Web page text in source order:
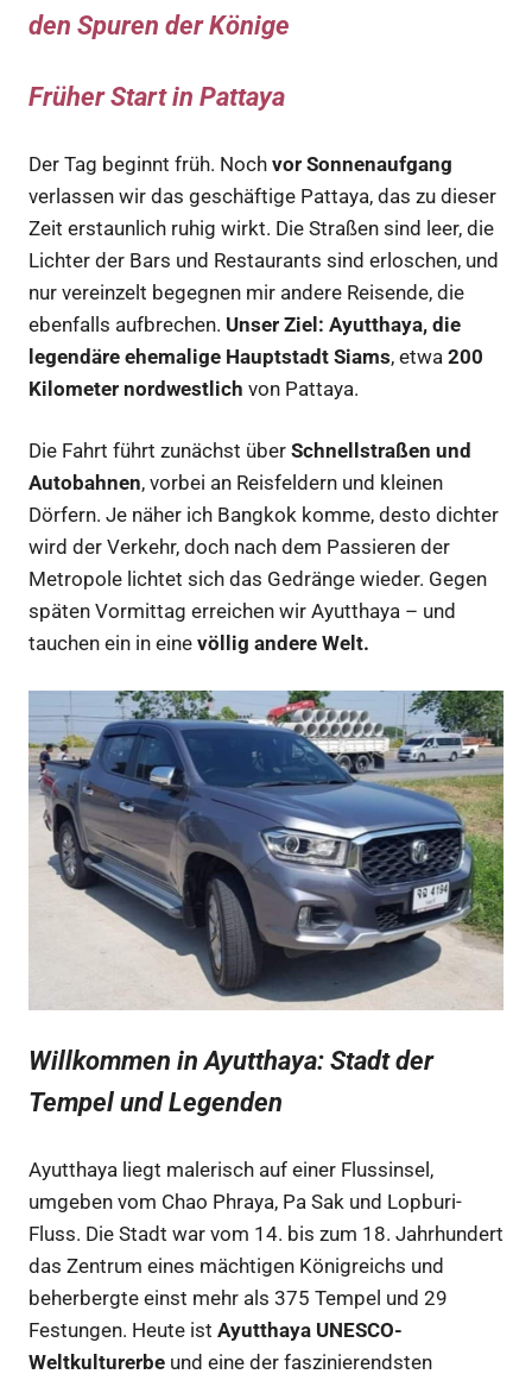
den Spuren der Könige
Früher Start in Pattaya
Der Tag beginnt früh. Noch vor Sonnenaufgang
verlassen wir das geschäftige Pattaya, das zu dieser
Zeit erstaunlich ruhig wirkt. Die Straßen sind leer, die
Lichter der Bars und Restaurants sind erloschen, und
nur vereinzelt begegnen mir andere Reisende, die
ebenfalls aufbrechen. Unser Ziel: Ayutthaya, die
legendäre ehemalige Hauptstadt Siams, etwa 200
Kilometer nordwestlich von Pattaya.
Die Fahrt führt zunächst über Schnellstraßen und
Autobahnen, vorbei an Reisfeldern und kleinen
Dörfern. Je näher ich Bangkok komme, desto dichter
wird der Verkehr, doch nach dem Passieren der
Metropole lichtet sich das Gedränge wieder. Gegen
späten Vormittag erreichen wir Ayutthaya – und
tauchen ein in eine völlig andere Welt.
Willkommen in Ayutthaya: Stadt der
Tempel und Legenden
Ayutthaya liegt malerisch auf einer Flussinsel,
umgeben vom Chao Phraya, Pa Sak und Lopburi-
Fluss. Die Stadt war vom 14. bis zum 18. Jahrhundert
das Zentrum eines mächtigen Königreichs und
beherbergte einst mehr als 375 Tempel und 29
Festungen. Heute ist Ayutthaya UNESCO-
Weltkulturerbe und eine der faszinierendsten